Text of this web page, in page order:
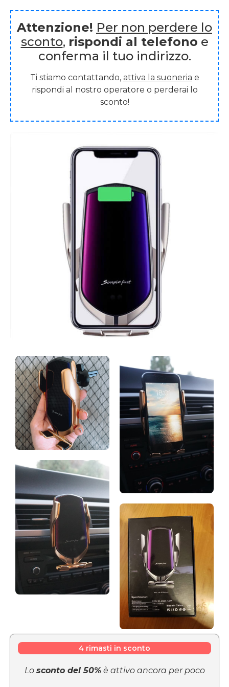
Attenzione! Per non perdere lo
sconto, rispondi al telefono e
conferma il tuo indirizzo.
Ti stiamo contattando, attiva la suoneria e
rispondi al nostro operatore o perderai lo
sconto!
4 rimasti in sconto
Lo sconto del 50%è attivo ancora per poco